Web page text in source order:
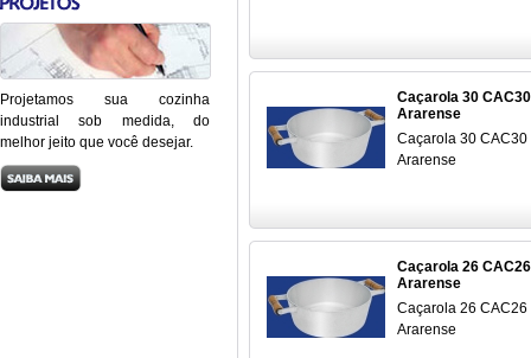
Projetamos sua cozinha
industrial sob medida, do
melhor jeito que você desejar.
Caçarola 30 CAC30
Ararense
Caçarola 30 CAC30
Ararense
Caçarola 26 CAC26
Ararense
Caçarola 26 CAC26
Ararense